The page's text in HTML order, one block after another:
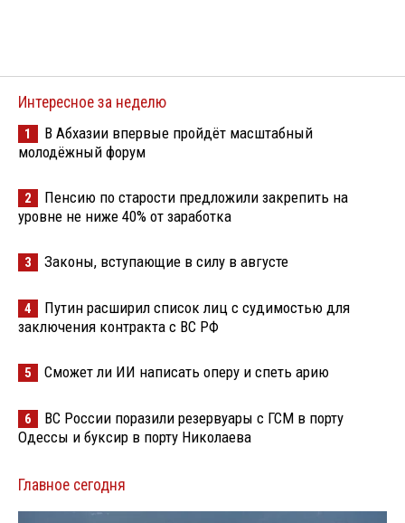
Интересное за неделю
1
В Абхазии впервые пройдёт масштабный
молодёжный форум
2
Пенсию по старости предложили закрепить на
уровне не ниже 40% от заработка
3 Законы, вступающие в силу в августе
4
Путин расширил список лиц с судимостью для
заключения контракта с ВС РФ
5 Сможет ли ИИ написать оперу и спеть арию
6
ВС России поразили резервуары с ГСМ в порту
Одессы и буксир в порту Николаева
Главное сегодня